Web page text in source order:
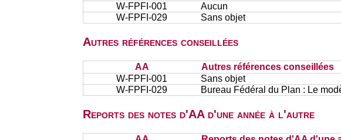
W-FPFI-001
Aucun
W-FPFI-029
Sans objet
Autres références conseillées
AA
Autres références conseillées
W-FPFI-001
Sans objet
W-FPFI-029
Bureau Fédéral du Plan : Le
Reports des notes d'AA d'une année à l'autre